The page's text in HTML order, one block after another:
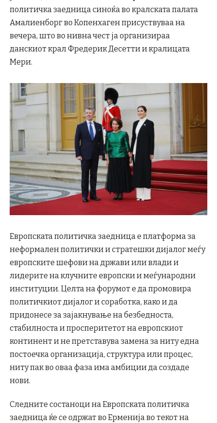
политичка заедница синоќа во кралската палата
Амалиенборг во Копенхаген присуствуваа на
вечера, што во нивна чест ја организираа
данскиот крал Фредерик Десетти и кралицата
Мери.
Европската политичка заедница е платформа за
неформален политички и стратешки дијалог меѓу
европските шефови на држави или влади и
лидерите на клучните европски и меѓународни
институции. Целта на форумот е да промовира
политичкиот дијалог и соработка, како и да
придонесе за зајакнување на безбедноста,
стабилноста и просперитетот на европскиот
континент и не претставува замена за ниту една
постоечка организација, структура или процес,
ниту пак во оваа фаза има амбиции да создаде
нови.
Следните состаноци на Европската политичка
заедница ќе се одржат во Ерменија во текот на